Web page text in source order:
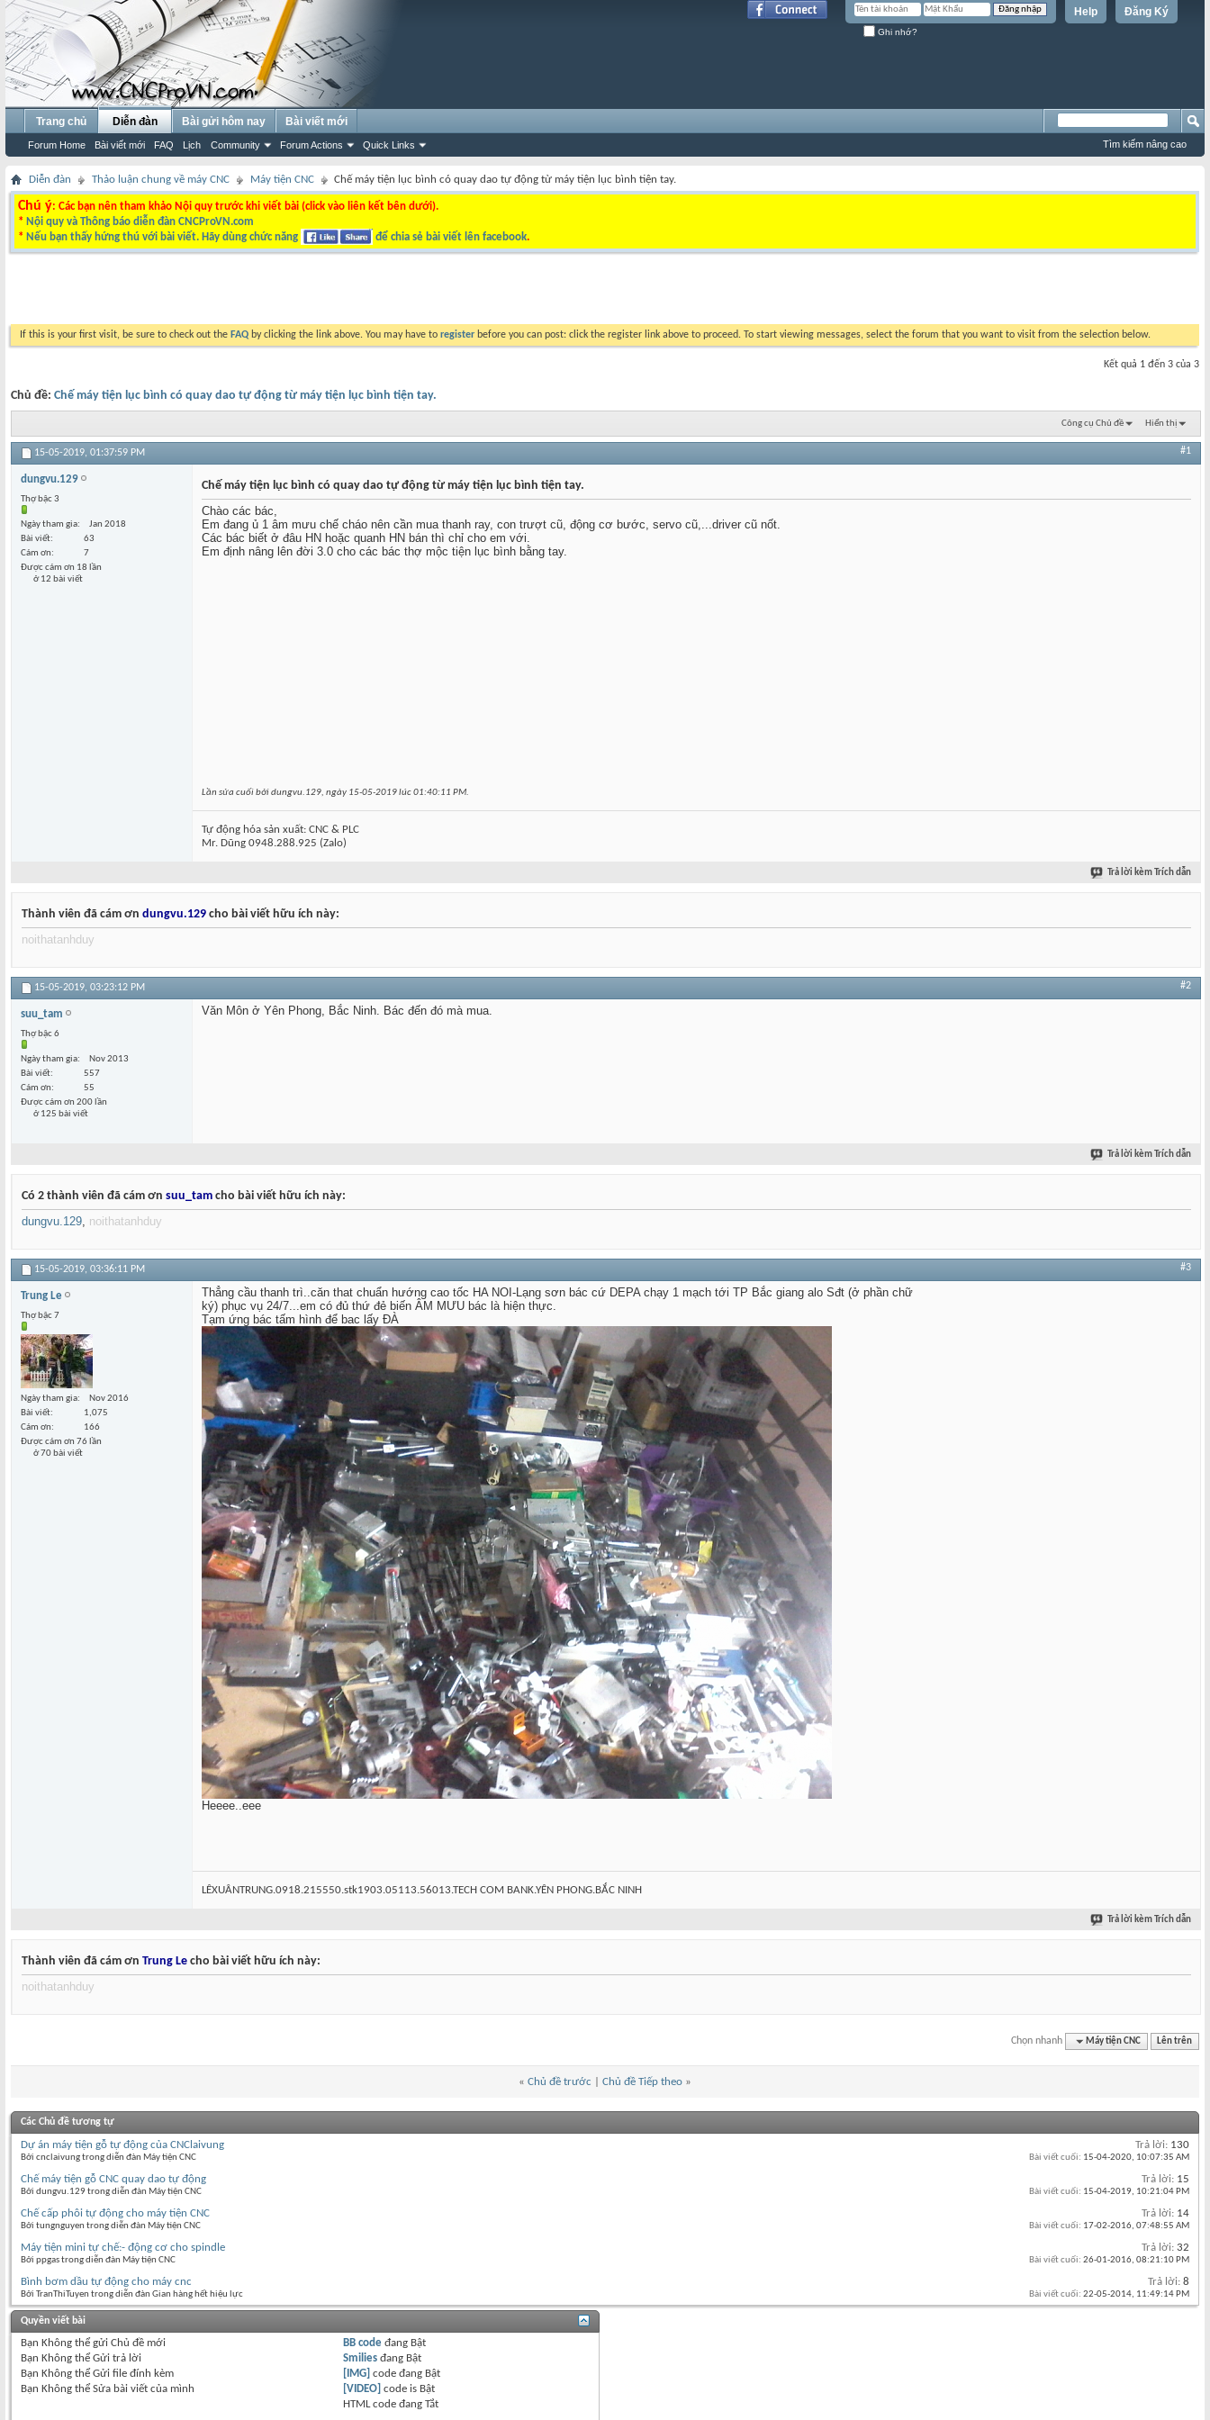
Đăng Ký
Help
Ghi nhớ?
Trang chủ Diễn đàn
Forum Home Bài viết mới FAQ Lịch Community Forum Actions Quick Links
Bài gửi hôm nay Bài viết mới
Tìm kiếm nâng cao
Diễn đàn Thảo luận chung về máy CNC Máy tiện CNC Chế máy tiện lục bình có quay dao tự động từ máy tiện lục bình tiện tay.
Chú ý: Các bạn nên tham khảo Nội quy trước khi viết bài (click vào liên kết bên dưới).
* Nội quy và Thông báo diễn đàn CNCProVN.com
* Nếu bạn thấy hứng thú với bài viết. Hãy dùng chức năng để chia sẻ bài viết lên facebook.
If this is your first visit, be sure to check out the FAQ by clicking the link above. You may have to register before you can post: click the register link above to proceed. To start viewing messages, select the forum that you want to visit from the selection below.
Kết quả 1 đến 3 của 3
Chủ đề: Chế máy tiện lục bình có quay dao tự động từ máy tiện lục bình tiện tay.
Công cụ Chủ đề Hiển thị
15-05-2019, 01:37:59 PM #1
dungvu.129
Thợ bậc 3
Ngày tham gia
Jan 2018
Bài viết
63
Cám ơn
7
Được cám ơn 18 lần
ở 12 bài viết
Chế máy tiện lục bình có quay dao tự động từ máy tiện lục bình tiện tay.
Chào các bác,
Em đang ủ 1 âm mưu chế cháo nên cần mua thanh ray, con trượt cũ, động cơ bước, servo cũ,...driver cũ nốt.
Các bác biết ở đâu HN hoặc quanh HN bán thì chỉ cho em với.
Em định nâng lên đời 3.0 cho các bác thợ mộc tiện lục bình bằng tay.
Lần sửa cuối bởi dungvu.129, ngày 15-05-2019 lúc01:40:11 PM.
Tự động hóa sản xuất: CNC & PLC
Mr. Dũng 0948.288.925 (Zalo)
Trả lời kèm Trích dẫn
Thành viên đã cám ơn dungvu.129 cho bài viết hữu ích này:
noithatanhduy
15-05-2019, 03:23:12 PM #2
suu_tam
Thợ bậc 6
Ngày tham gia
Nov 2013
Bài viết
557
Cám ơn
55
Được cám ơn 200 lần
ở 125 bài viết
Văn Môn ở Yên Phong, Bắc Ninh. Bác đến đó mà mua.
Trả lời kèm Trích dẫn
Có 2 thành viên đã cám ơn suu_tam cho bài viết hữu ích này:
dungvu.129, noithatanhduy
15-05-2019, 03:36:11 PM #3
Trung Le
Thợ bậc 7
Ngày tham gia
Nov 2016
Bài viết
1,075
Cám ơn
166
Được cám ơn 76 lần
ở 70 bài viết
Thẳng cầu thanh trì..căn that chuẩn hướng cao tốc HA NOI-Lạng sơn bác cứ DEPA chạy 1 mạch tới TP Bắc giang alo Sđt (ở phần chữ
ký) phục vụ 24/7...em có đủ thứ đẻ biến ÂM MƯU bác là hiện thực.
Tạm ứng bác tấm hình để bac lấy ĐÀ
Heeee..eee
LÊXUÂNTRUNG.0918.215550.stk1903.05113.56013.TECH COM BANK.YÊN PHONG.BẮC NINH
Trả lời kèm Trích dẫn
Thành viên đã cám ơn Trung Le cho bài viết hữu ích này:
noithatanhduy
Chọn nhanh Máy tiện CNC Lên trên
« Chủ đề trước Chủ đề Tiếp theo »
Các Chủ đề tương tự
Dự án máy tiện gỗ tự động của CNClaivung
Bởi cnclaivung trong diễn đàn Máy tiện CNC
Trả lời: 130
Bài viết cuối: 15-04-2020, 10:07:35 AM
Chế máy tiện gỗ CNC quay dao tự động
Bởi dungvu.129 trong diễn đàn Máy tiện CNC
Trả lời: 15
Bài viết cuối: 15-04-2019, 10:21:04 PM
Chế cấp phôi tự động cho máy tiện CNC
Bởi tungnguyen trong diễn đàn Máy tiện CNC
Trả lời: 14
Bài viết cuối: 17-02-2016, 07:48:55 AM
Máy tiện mini tự chế:- động cơ cho spindle
Bởi ppgas trong diễn đàn Máy tiện CNC
Trả lời: 32
Bài viết cuối: 26-01-2016, 08:21:10 PM
Bình bơm dầu tự động cho máy cnc
Bởi TranThiTuyen trong diễn đàn Gian hàng hết hiệu lực
Trả lời: 8
Bài viết cuối: 22-05-2014, 11:49:14 PM
Quyền viết bài
Bạn Không thể gửi Chủ đề mới
Bạn Không thể Gửi trả lời
Bạn Không thể Gửi file đính kèm
Bạn Không thể Sửa bài viết của mình
BB codeđang Bật
Smiliesđang Bật
[IMG] code đang Bật
[VIDEO] code is Bật
HTML code đang Tắt